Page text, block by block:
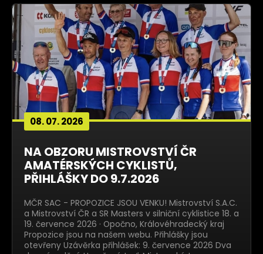
08. 07. 2026
NA OBZORU MISTROVSTVÍ ČR
AMATÉRSKÝCH CYKLISTŮ,
PŘIHLÁŠKY DO 9.7.2026
MČR SAC - PROPOZICE JSOU VENKU! Mistrovství S.A.C.
a Mistrovství ČR a SR Masters v silniční cyklistice 18. a
19. července 2026 · Opočno, Královéhradecký kraj
Propozice jsou na našem webu. Přihlášky jsou
otevřeny Uzávěrka přihlášek: 9. července 2026 Dva